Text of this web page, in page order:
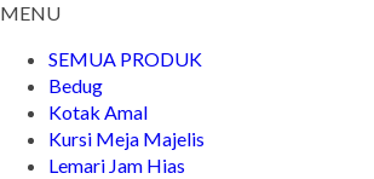
MENU
SEMUA PRODUK
Bedug
Kotak Amal
Kursi Meja Majelis
Lemari Jam Hias